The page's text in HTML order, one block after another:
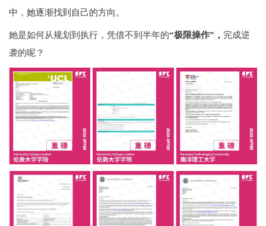
中，她逐渐找到自己的方向。
她是如何从规划到执行，凭借不到半年的“极限操作”， 完成逆
袭的呢？